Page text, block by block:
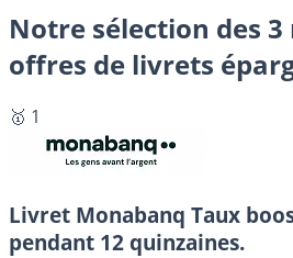
Notre sélection des
offres de livrets
🥇 1
Livret Monabanq Taux
pendant 12 quinzaines.